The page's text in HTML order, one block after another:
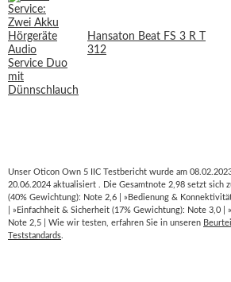
Hansaton Beat FS 3 R T
312
Unser Oticon Own 5 IIC Testbericht wurde am
20.06.2024 aktualisiert . Die Gesamtnote 2,98 setzt sich
(40% Gewichtung): Note 2,6 | »Bedienung &
| »Einfachheit & Sicherheit (17% Gewichtung): Note 3,0 |
Note 2,5 | Wie wir testen, erfahren Sie in unseren
Teststandards